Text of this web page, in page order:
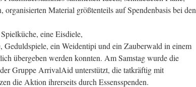
organisierten Material größtenteils auf Spendenbasis bei den
eine Eisdiele,
Geduldspiele, ein Weidentipi und ein Zauberwald in einem
übergeben werden konnten. Am Samstag wurde die
Gruppe ArrivalAid unterstützt, die tatkräftig mit
die Aktion ihrerseits durch Essensspenden.